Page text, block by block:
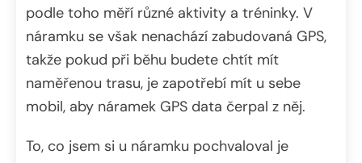
podle toho měří různé aktivity a tréninky. V
náramku se však nenachází zabudovaná GPS,
takže pokud při běhu budete chtít mít
naměřenou trasu, je zapotřebí mít u sebe
mobil, aby náramek GPS data čerpal z něj.
To, co jsem si u náramku pochvaloval je